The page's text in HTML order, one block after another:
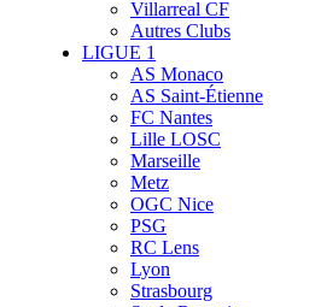
Villarreal CF
Autres Clubs
LIGUE 1
AS Monaco
AS Saint-Étienne
FC Nantes
Lille LOSC
Marseille
Metz
OGC Nice
PSG
RC Lens
Lyon
Strasbourg